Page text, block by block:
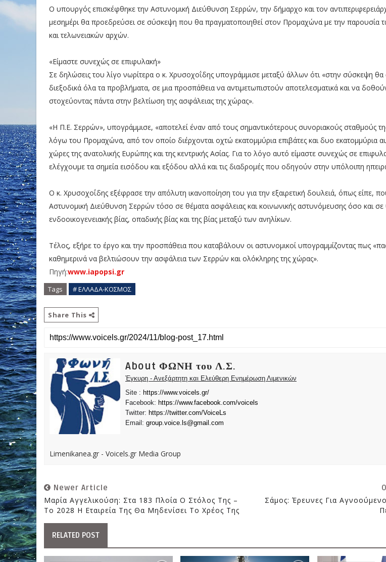
Ο υπουργός επισκέφθηκε την Αστυνομική Διεύθυνση Σερρών, την δήμαρχο και τον
μεσημέρι θα προεδρεύσει σε σύσκεψη που θα πραγματοποιηθεί στον Προμαχώνα με την παρουσία
και τελωνειακών αρχών.
«Είμαστε συνεχώς σε επιφυλακή»
Σε δηλώσεις του λίγο νωρίτερα ο κ. Χρυσοχοΐδης υπογράμμισε μεταξύ άλλων ότι «στην σύσκεψη
διεξοδικά όλα τα προβλήματα, σε μια προσπάθεια να αντιμετωπιστούν αποτελεσματικά και να
στοχεύοντας πάντα στην βελτίωση της ασφάλειας της χώρας».
«Η Π.Ε. Σερρών», υπογράμμισε, «αποτελεί έναν από τους σημαντικότερους συνοριακούς σταθμούς
λόγω του Προμαχώνα, από τον οποίο διέρχονται οχτώ εκατομμύρια επιβάτες και δυο εκατομμύρια
χώρες της ανατολικής Ευρώπης και της κεντρικής Ασίας. Για το λόγο αυτό είμαστε συνεχώς σε
ελέγχουμε τα σημεία εισόδου και εξόδου αλλά και τις διαδρομές που οδηγούν στην υπόλοιπη
Ο κ. Χρυσοχοΐδης εξέφρασε την απόλυτη ικανοποίηση του για την εξαιρετική δουλειά, όπως είπε,
Αστυνομική Διεύθυνση Σερρών τόσο σε θέματα ασφάλειας και κοινωνικής αστυνόμευσης όσο και σε
ενδοοικογενειακής βίας, οπαδικής βίας και της βίας μεταξύ των ανηλίκων.
Τέλος, εξήρε το έργο και την προσπάθεια που καταβάλουν οι αστυνομικοί υπογραμμίζοντας πως
καθημερινά να βελτιώσουν την ασφάλεια των Σερρών και ολόκληρης της χώρας».
Πηγή:www.iapopsi.gr
Tags # ΕΛΛΑΔΑ-ΚΟΣΜΟΣ
Share This
About ΦΩΝΗ του Λ.Σ.
Έγκυρη - Ανεξάρτητη και Ελεύθερη Ενημέρωση Λιμενικών
Site : https://www.voicels.gr/
Facebook: https://www.facebook.com/voicels
Twitter: https://twitter.com/VoiceLs
Email: group.voice.ls@gmail.com
Limenikanea.gr - Voicels.gr Media Group
Newer Article
Μαρία Αγγελικούση: Στα 183 Πλοία Ο Στόλος Της –
Το 2028 Η Εταιρεία Της Θα Μηδενίσει Το Χρέος Της
Σάμος: Έρευνες Για
RELATED POST